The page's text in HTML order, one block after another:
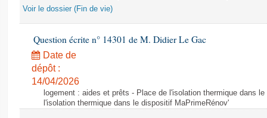
Voir le dossier (Fin de vie)
Question écrite n° 14301 de M. Didier Le Gac
Date de
dépôt :
14/04/2026
logement : aides et prêts - Place de l'isolation thermique dans
l'isolation thermique dans le dispositif MaPrimeRénov'